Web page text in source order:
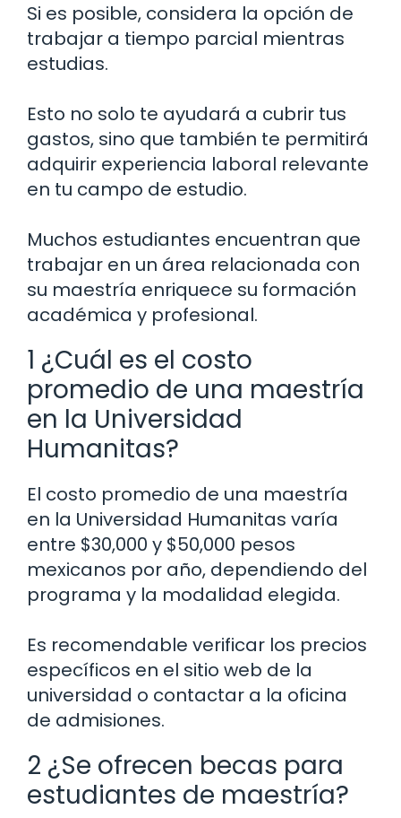
Si es posible, considera la opción de
trabajar a tiempo parcial mientras
estudias.
Esto no solo te ayudará a cubrir tus
gastos, sino que también te permitirá
adquirir experiencia laboral relevante
en tu campo de estudio.
Muchos estudiantes encuentran que
trabajar en un área relacionada con
su maestría enriquece su formación
académica y profesional.
1 ¿Cuál es el costo
promedio de una maestría
en la Universidad
Humanitas?
El costo promedio de una maestría
en la Universidad Humanitas varía
entre $30,000 y $50,000 pesos
mexicanos por año, dependiendo del
programa y la modalidad elegida.
Es recomendable verificar los precios
específicos en el sitio web de la
universidad o contactar a la oficina
de admisiones.
2 ¿Se ofrecen becas para
estudiantes de maestría?